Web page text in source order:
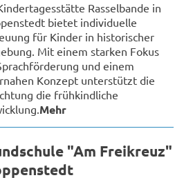
Rasselbande in
bietet individuelle
für Kinder in historischer
Mit einem starken Fokus
und einem
Konzept unterstützt die
die frühkindliche
Mehr
"Am Freikreuz"